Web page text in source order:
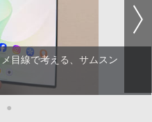
目線で考える、サムスン
●